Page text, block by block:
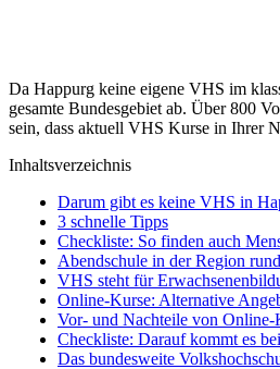
Da Happurg keine eigene VHS im
gesamte Bundesgebiet ab. Über 800
sein, dass aktuell VHS Kurse in Ihrer
Inhaltsverzeichnis
Darum gibt es keine VHS in
3 schnelle Tipps
Checkliste: So finden auch
Abendschule in der Region
VHS steht für
Online-Kurse: Alternative
Vor- und Nachteile von Online-
Checkliste: Darauf kommt es
Das bundesweite